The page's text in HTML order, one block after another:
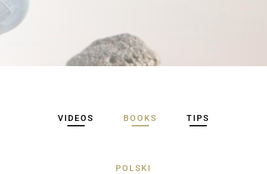
VIDEOS BOOKS TIPS
POLSKI